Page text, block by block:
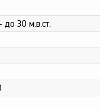
до 30 м.в.ст.